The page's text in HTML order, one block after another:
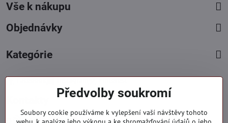
Vše k nákupu
Objednávky
Kategórie
+421 919 060 751
Předvolby soukromí
Soubory cookie používáme k vylepšení vaší návštěvy tohoto